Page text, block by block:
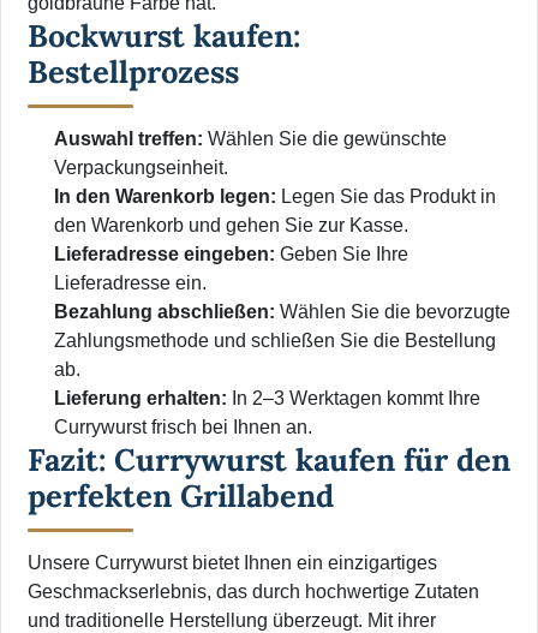
Bockwurst kaufen:
Bestellprozess
Auswahl treffen: Wählen Sie die gewünschte
Verpackungseinheit.
In den Warenkorb legen: Legen Sie das Produkt in
den Warenkorb und gehen Sie zur Kasse.
Lieferadresse eingeben: Geben Sie Ihre
Lieferadresse ein.
Bezahlung abschließen: Wählen Sie die bevorzugte
Zahlungsmethode und schließen Sie die Bestellung
ab.
Lieferung erhalten: In 2–3 Werktagen kommt Ihre
Currywurst frisch bei Ihnen an.
Fazit: Currywurst kaufen für den
perfekten Grillabend
Unsere Currywurst bietet Ihnen ein einzigartiges
Geschmackserlebnis, das durch hochwertige Zutaten
und traditionelle Herstellung überzeugt. Mit ihrer